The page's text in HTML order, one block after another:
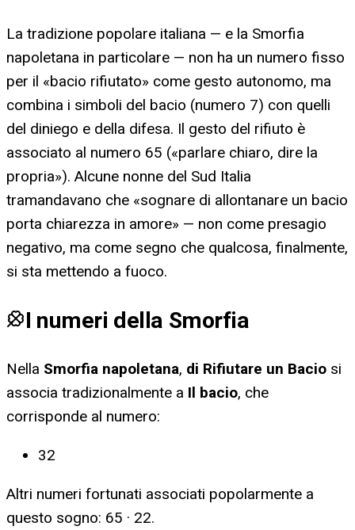
La tradizione popolare italiana — e la Smorfia
napoletana in particolare — non ha un numero fisso
per il «bacio rifiutato» come gesto autonomo, ma
combina i simboli del bacio (numero 7) con quelli
del diniego e della difesa. Il gesto del rifiuto è
associato al numero 65 («parlare chiaro, dire la
propria»). Alcune nonne del Sud Italia
tramandavano che «sognare di allontanare un bacio
porta chiarezza in amore» — non come presagio
negativo, ma come segno che qualcosa, finalmente,
si sta mettendo a fuoco.
I numeri della Smorfia
Nella Smorfia napoletana, di Rifiutare un Bacio si
associa tradizionalmente a Il bacio, che
corrisponde al numero:
32
Altri numeri fortunati associati popolarmente a
questo sogno: 65 · 22.